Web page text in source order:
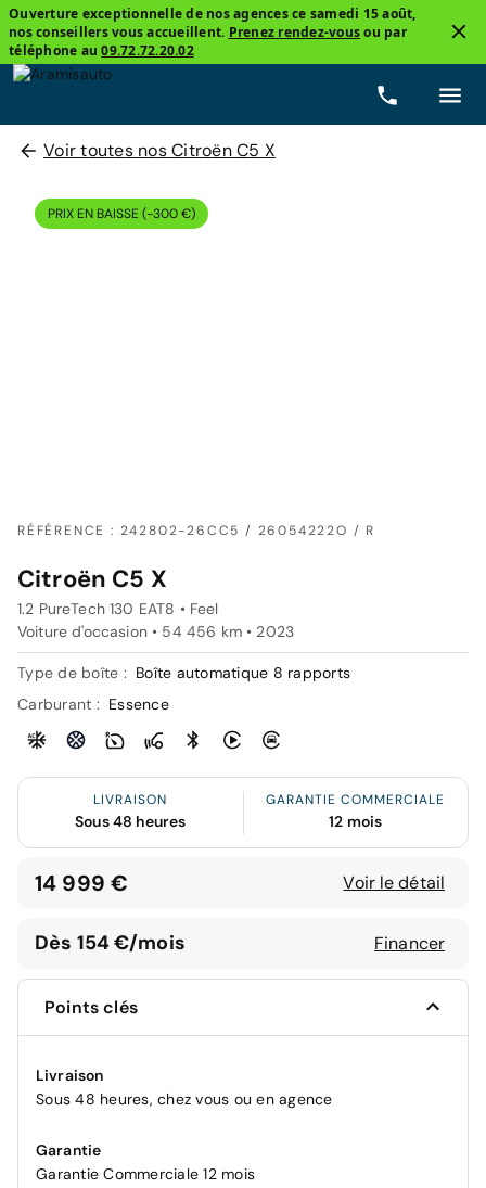
Ouverture exceptionnelle de nos agences ce samedi 15 août,
nos conseillers vous accueillent. Prenez rendez-vousou par
téléphone au09.72.72.20.02
Voir toutes nos Citroën C5 X
PRIX EN BAISSE (-300 €)
RÉFÉRENCE : 242802-26CC5 / 26054222O / R
Citroën C5 X
1.2 PureTech 130 EAT8 • Feel
Voiture d'occasion • 54 456 km • 2023
Type de boîte : Boîte automatique 8 rapports
Carburant : Essence
LIVRAISON
Sous 48 heures
GARANTIE COMMERCIALE
12 mois
14 999 € Voir le détail
Dès 154 €/mois Financer
Points clés
Livraison
Sous 48 heures, chez vous ou en agence
Garantie
Garantie Commerciale 12 mois